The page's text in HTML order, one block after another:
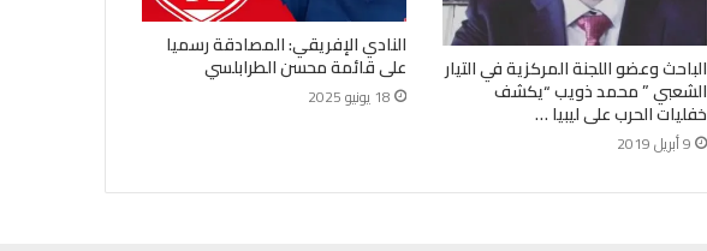
الباحث وعضو اللجنة المركزية في التيار
الشعبي ” محمد ذويب “يكشف
خفليات الحرب على ليبيا …
9 أبريل 2019
النادي الإفريقي: المصادقة رسميا
على قائمة محسن الطرابلسي
18 يونيو 2025